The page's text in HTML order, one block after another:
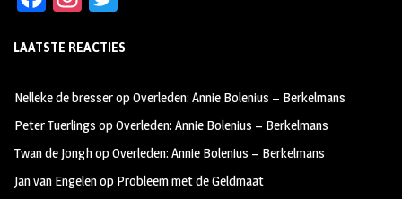
b
oo
k
ag
m
tt
LAATSTE REACTIES
Nelleke de bresseropOverleden: Annie Bolenius – Berkelmans
Peter Tuerlings opOverleden: Annie Bolenius – Berkelmans
Twan de JonghopOverleden: Annie Bolenius – Berkelmans
Jan van Engelenop Probleem met de Geldmaat